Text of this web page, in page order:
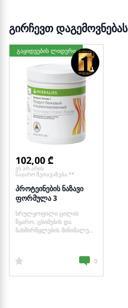
გირჩევთ დაგემოვნებას
გაყიდვების ლიდერი
102,00
ეს არ არის
საჯარო შეთავაზება.**
პროტეინების ნაზავი
ფორმულა 3
სრულყოფილი ცილის
წყარო. ცხიმების და
ნახშირწყლების მინიმალური
შრატის ცილას
0